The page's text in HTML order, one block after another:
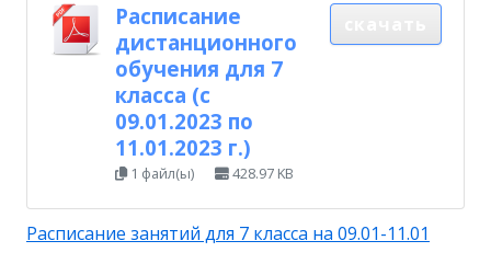
Расписание
дистанционного
обучения для 7
класса (с
09.01.2023 по
11.01.2023 г.)
1 файл(ы) 428.97 KB
Расписание занятий для 7 класса на 09.01-11.01